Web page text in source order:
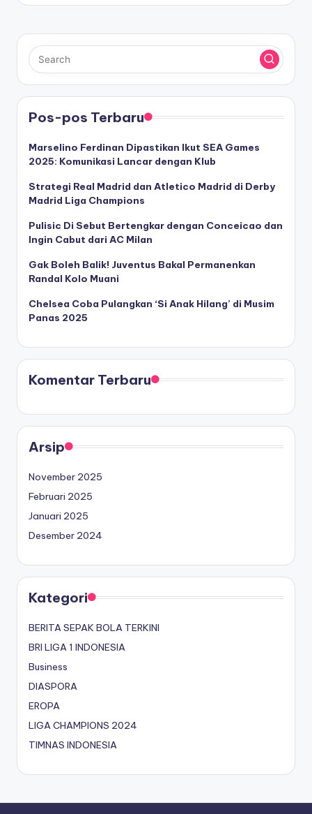
Pos-pos Terbaru
Marselino Ferdinan Dipastikan Ikut SEA Games
2025: Komunikasi Lancar dengan Klub
Strategi Real Madrid dan Atletico Madrid di Derby
Madrid Liga Champions
Pulisic Di Sebut Bertengkar dengan Conceicao dan
Ingin Cabut dari AC Milan
Gak Boleh Balik! Juventus Bakal Permanenkan
Randal Kolo Muani
Chelsea Coba Pulangkan ‘Si Anak Hilang’ di Musim
Panas 2025
Komentar Terbaru
Arsip
November 2025
Februari 2025
Januari 2025
Desember 2024
Kategori
BERITA SEPAK BOLA TERKINI
BRI LIGA 1 INDONESIA
Business
DIASPORA
EROPA
LIGA CHAMPIONS 2024
TIMNAS INDONESIA